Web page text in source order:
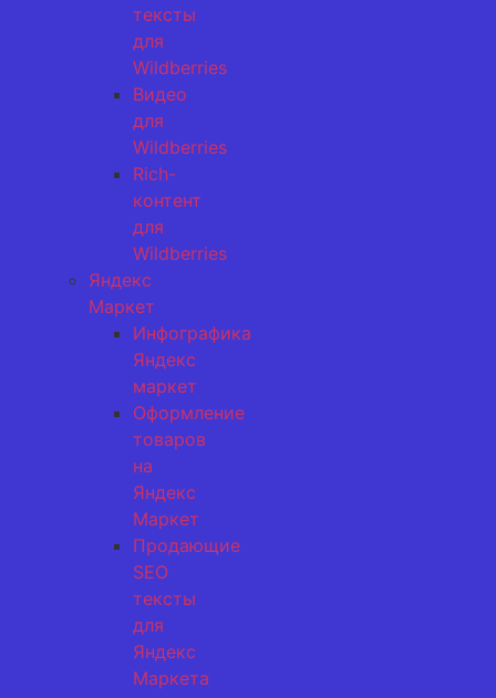
тексты
для
Wildberries
Видео
для
Wildberries
Rich-
контент
для
Wildberries
Яндекс
Маркет
Инфографика
Яндекс
маркет
Оформление
товаров
на
Яндекс
Маркет
Продающие
SEO
тексты
для
Яндекс
Маркета